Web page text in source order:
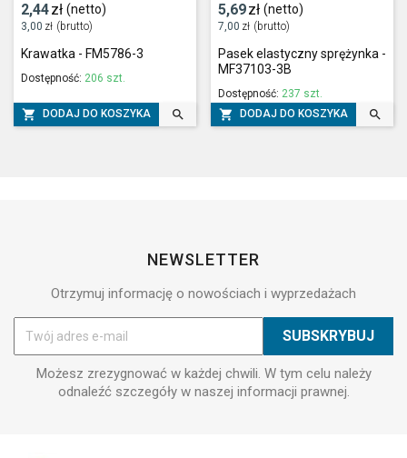
2,44zł (netto)
3,00 zł (brutto)
Krawatka - FM5786-3
Dostępność: 206 szt.
 DODAJ DO KOSZYKA 
5,69zł (netto)
7,00 zł (brutto)
Pasek elastyczny sprężynka -
MF37103-3B
Dostępność: 237 szt.
 DODAJ DO KOSZYKA 
NEWSLETTER
Otrzymuj informację o nowościach i wyprzedażach
Możesz zrezygnować w każdej chwili. W tym celu należy
odnaleźć szczegóły w naszej informacji prawnej.